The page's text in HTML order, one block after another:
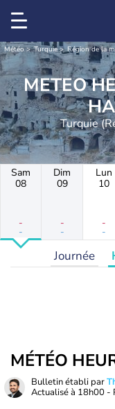
Météo Turquie Région de la
METEO
Turquie
Sam
08
-
-
Dim
09
-
-
Lun
10
-
-
Journée
MÉTÉO
Bulletin établi par
Actualisé à 18h00 -